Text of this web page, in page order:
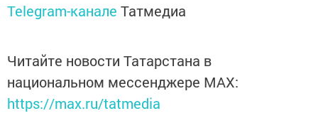
Telegram-канале Татмедиа
Читайте новости Татарстана в
национальном мессенджере MАХ:
https://max.ru/tatmedia